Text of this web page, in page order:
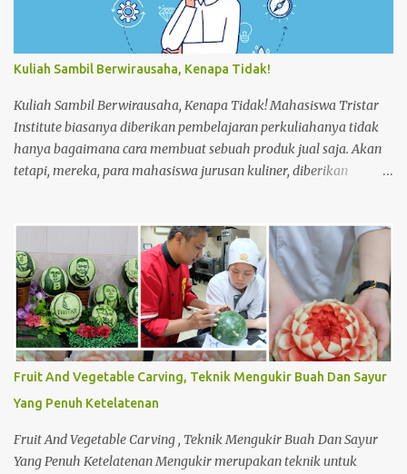
3. Dorong trolley menuju kamar dengan benar 4. Letakan
trolley di depan kamar tamu 5. Ketok pintu dengan
mengucapkan “Housekeeping” max 3x 6. Buka pintu perlahan-
Kuliah Sambil Berwirausaha, Kenapa Tidak!
Kuliah Sambil Berwirausaha, Kenapa Tidak! Mahasiswa Tristar
Institute biasanya diberikan pembelajaran perkuliahanya tidak
hanya bagaimana cara membuat sebuah produk jual saja. Akan
tetapi, mereka, para mahasiswa jurusan kuliner, diberikan
bawah seperti usaha kecil menengah (UKM). Seperti halnya,
membuat perencanaan, strategi penjualan hingga perhitungan
harga produk dalam membuat sebuah produk jual. Saat mereka
masih menjadi mahasiswa, ada salah satu mata kuliah yang
mempelajari menjadi wirausahawan. Sekaligus mempraktikanya
langsung di lapangan. Sehingga mereka dapat merasakan
bagaimana menjadi seorang wirausahawan sebenarnya. Dan tak
sedikit, mahasiswa yang sudah mempelajari perkuliahan
tersebut ingin segera melakukannya sendiri. Meskipun mereka
masih berstatus mahasiswa di Tristar Institute, mereka berani
untuk menjual suatu produk hasi...
Fruit And Vegetable Carving, Teknik Mengukir Buah Dan Sayur
Yang Penuh Ketelatenan
Fruit And Vegetable Carving , Teknik Mengukir Buah Dan Sayur
Yang Penuh Ketelatenan Mengukir merupakan teknik untuk